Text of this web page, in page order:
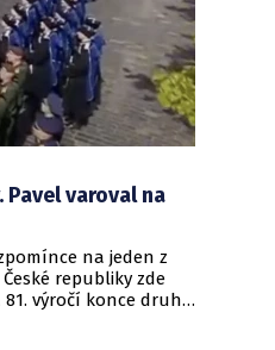
Pavel varoval na
na jeden z
republiky zde
výročí konce druhé